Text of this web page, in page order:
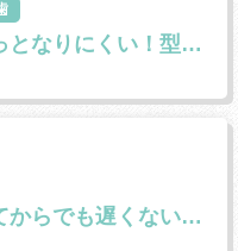
「オエッ」っとなりにくい！型取りが苦手な方へ✨
大人になってからでも遅くない。インビザラインで始める矯正治療